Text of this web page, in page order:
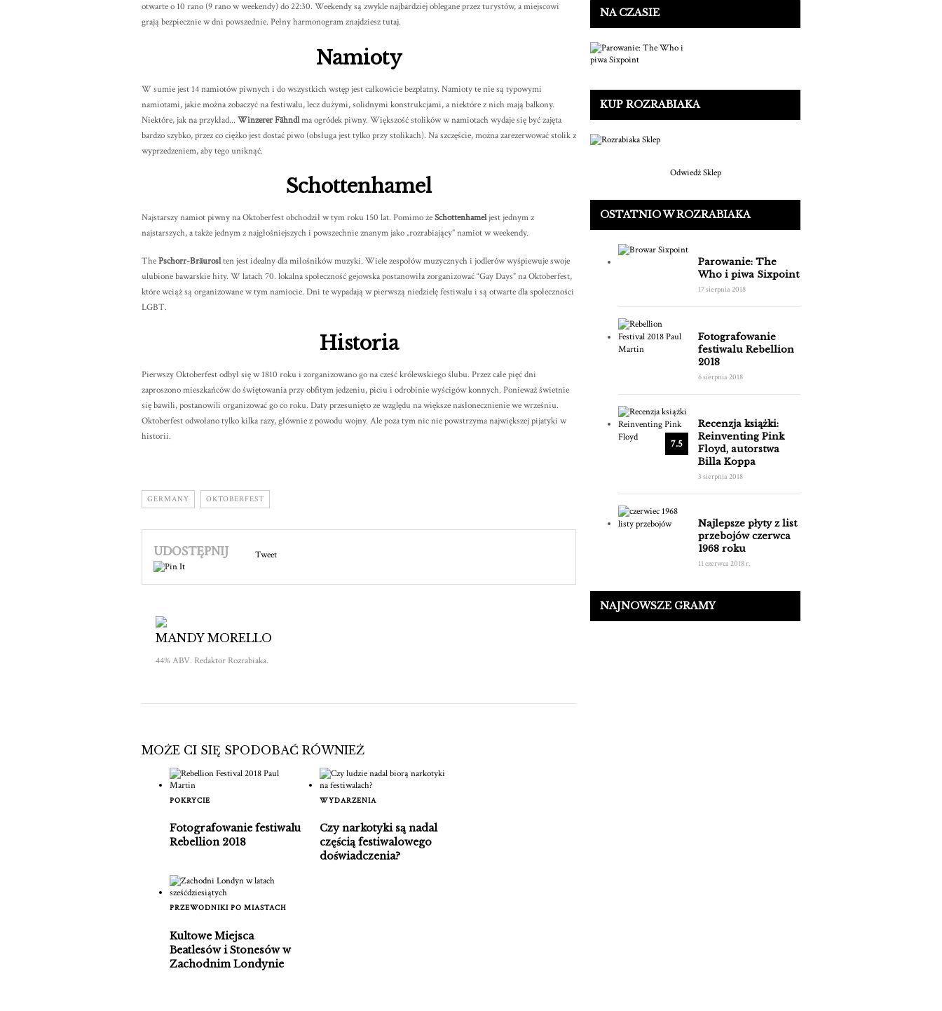
otwarte o 10 rano (9 rano w weekendy) do 22:30. Weekendy są zwykle najbardziej oblegane przez turystów, a miejscowi
grają bezpiecznie w dni powszednie. Pełny harmonogram znajdziesz tutaj.
Namioty
W sumie jest 14 namiotów piwnych i do wszystkich wstęp jest całkowicie bezpłatny. Namioty te nie są typowymi
namiotami, jakie można zobaczyć na festiwalu, lecz dużymi, solidnymi konstrukcjami, a niektóre z nich mają balkony.
Niektóre, jak na przykład... Winzerer Fähndlma ogródek piwny. Większość stolików w namiotach wydaje się być zajęta
bardzo szybko, przez co ciężko jest dostać piwo (obsługa jest tylko przy stolikach). Na szczęście, można zarezerwować stolik z
wyprzedzeniem, aby tego uniknąć.
Schottenhamel
Najstarszy namiot piwny na Oktoberfest obchodził w tym roku 150 lat. Pomimo żeSchottenhameljest jednym z
najstarszych, a także jednym z najgłośniejszych i powszechnie znanym jako „rozrabiający” namiot w weekendy.
ThePschorr-Bräuroslten jest idealny dla miłośników muzyki. Wiele zespołów muzycznych i jodlerów wyśpiewuje swoje
ulubione bawarskie hity. W latach 70. lokalna społeczność gejowska postanowiła zorganizować “Gay Days” na Oktoberfest,
które wciąż są organizowane w tym namiocie. Dni te wypadają w pierwszą niedzielę festiwalu i są otwarte dla społeczności
LGBT.
Historia
Pierwszy Oktoberfest odbył się w 1810 roku i zorganizowano go na cześć królewskiego ślubu. Przez całe pięć dni
zaproszono mieszkańców do świętowania przy obfitym jedzeniu, piciu i odrobinie wyścigów konnych. Ponieważ świetnie
się bawili, postanowili organizować go co roku. Daty przesunięto ze względu na większe nasłonecznienie we wrześniu.
Oktoberfest odwołano tylko kilka razy, głównie z powodu wojny. Ale poza tym nic nie powstrzyma największej pijatyki w
historii.
GERMANY OKTOBERFEST
UDOSTĘPNIJ Tweet
MANDY MORELLO
44% ABV. Redaktor Rozrabiaka.
MOŻE CI SIĘ SPODOBAĆ RÓWNIEŻ
POKRYCIE
Fotografowanie festiwalu
Rebellion 2018
WYDARZENIA
Czy narkotyki są nadal
częścią festiwalowego
doświadczenia?
PRZEWODNIKI PO MIASTACH
Kultowe Miejsca
Beatlesów i Stonesów w
Zachodnim Londynie
NA CZASIE
KUP ROZRABIAKA
Odwiedź Sklep
OSTATNIO W ROZRABIAKA
Parowanie: The
Who i piwa Sixpoint
17 sierpnia 2018
Fotografowanie
festiwalu Rebellion
2018
6 sierpnia 2018
7.5
Recenzja książki:
Reinventing Pink
Floyd, autorstwa
Billa Koppa
3 sierpnia 2018
Najlepsze płyty z list
przebojów czerwca
1968 roku
11 czerwca 2018 r.
NAJNOWSZE GRAMY